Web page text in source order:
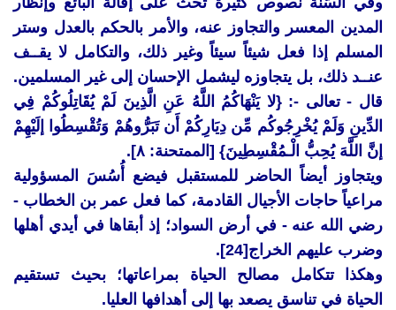
المدين المعسر والتجاوز عنه، والأمر بالحكم بالعدل وستر
المسلم إذا فعل شيئاً سيئاً وغير ذلك، والتكامل لا يقــف
عنــد ذلك، بل يتجاوزه ليشمل الإحسان إلى غير المسلمين.
قال - تعالى -: {لا يَنْهَاكُمُ اللَّهُ عَنِ الَّذِينَ لَمْ يُقَاتِلُوكُمْ فِي
الدِّينِ وَلَمْ يُخْرِجُوكُم مِّن دِيَارِكُمْ أَن تَبَرُّوهُمْ وَتُقْسِطُوا إلَيْهِمْ
إنَّ اللَّهَ يُحِبُّ الْـمُقْسِطِينَ} [الممتحنة: ٨].
ويتجاوز أيضاً الحاضر للمستقبل فيضع أُسُسَ المسؤولية
مراعياً حاجات الأجيال القادمة، كما فعل عمر بن الخطاب -
رضي الله عنه - في أرض السواد؛ إذ أبقاها في أيدي أهلها
وضرب عليهم الخراج[24].
وهكذا تتكامل مصالح الحياة بمراعاتها؛ بحيث تستقيم
الحياة في تناسق يصعد بها إلى أهدافها العليا.